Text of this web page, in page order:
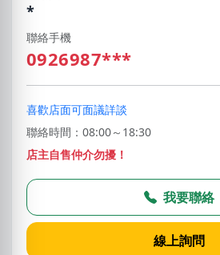
*
聯絡手機
0926987***
喜歡店面可面議詳談
聯絡時間：08:00～18:30
店主自售仲介勿擾！
我要聯絡
線上詢問